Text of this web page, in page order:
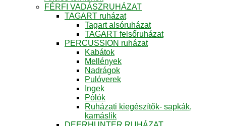
FÉRFI VADÁSZRUHÁZAT
TAGART ruházat
Tagart alsóruházat
TAGART felsőruházat
PERCUSSION ruházat
Kabátok
Mellények
Nadrágok
Pulóverek
Ingek
Pólók
Ruházati kiegészítők- sapkák,
kamáslik